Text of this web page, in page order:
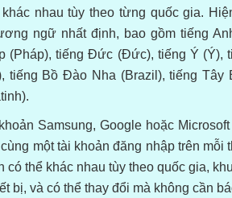
nhau tùy theo từng quốc gia.
ngữ nhất định, bao gồm tiếng
(Pháp), tiếng Đức (Đức), tiếng Ý (Ý),
tiếng Bồ Đào Nha (Brazil), tiếng Tây
Samsung, Google hoặc
một tài khoản đăng nhập trên mỗi
có thể khác nhau tùy theo quốc gia,
bị, và có thể thay đổi mà không cần